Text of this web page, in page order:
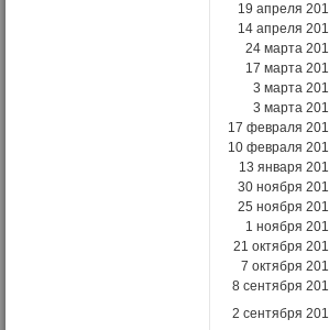
19 апреля
14 апреля
24 марта
17 марта
3 марта
3 марта
17 февраля
10 февраля
13 января
30 ноября
25 ноября
1 ноября
21 октября
7 октября
8 сентября
2 сентября